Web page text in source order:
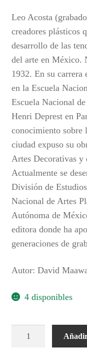
Leo Acosta
creadores plásticos
desarrollo de las
del arte en México.
1932. En su carrera
en la Escuela
Escuela Nacional
Henri Deprest en
conocimiento sobre
ciudad expuso su
Artes Decorativas y
Actualmente se
División de
Nacional de Artes
Autónoma de
editora donde ha
generaciones de
Autor: David
4 disponibles